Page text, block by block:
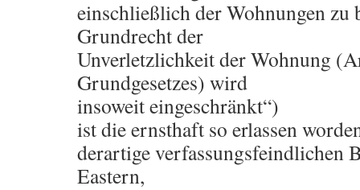
einschließlich der Wohnungen zu
Grundrecht der
Unverletzlichkeit der Wohnung
Grundgesetzes) wird
insoweit eingeschränkt“)
ist die ernsthaft so erlassen
derartige verfassungsfeindlichen
Eastern,